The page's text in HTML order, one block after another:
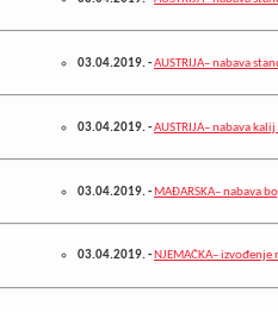
03.04.2019.-AUSTRIJA– nabava
03.04.2019.-AUSTRIJA– nabava
03.04.2019.- MAĐARSKA– nabava
03.04.2019.-NJEMAČKA–